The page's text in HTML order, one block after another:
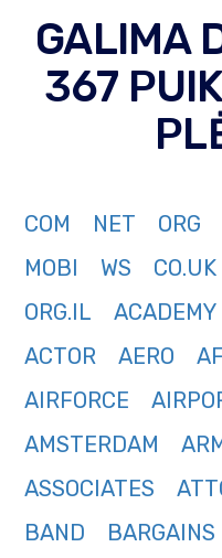
GALIMA
367
COM NET ORG
MOBI
WS CO.UK
ORG.IL
ACADEMY
ACTOR
AERO
AIRFORCE
AMSTERDAM
ASSOCIATES
BAND
BARGAINS